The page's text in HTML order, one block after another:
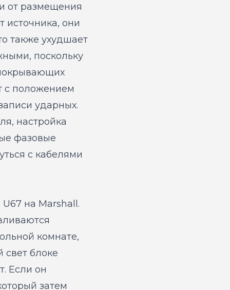
от размещения
источника, они
также ухудшает
поскольку
с положением
ударных.
настройка
фазовые
с кабелями
на Marshall.
комнате,
блоке
Если он
затем